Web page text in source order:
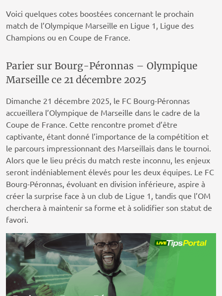
Voici quelques cotes boostées concernant le prochain
match de l’Olympique Marseille en Ligue 1, Ligue des
Champions ou en Coupe de France.
Parier sur Bourg-Péronnas – Olympique
Marseille ce 21 décembre 2025
Dimanche 21 décembre 2025, le FC Bourg-Péronnas
accueillera l’Olympique de Marseille dans le cadre de la
Coupe de France. Cette rencontre promet d’être
captivante, étant donné l’importance de la compétition et
le parcours impressionnant des Marseillais dans le tournoi.
Alors que le lieu précis du match reste inconnu, les enjeux
seront indéniablement élevés pour les deux équipes. Le FC
Bourg-Péronnas, évoluant en division inférieure, aspire à
créer la surprise face à un club de Ligue 1, tandis que l’OM
cherchera à maintenir sa forme et à solidifier son statut de
favori.